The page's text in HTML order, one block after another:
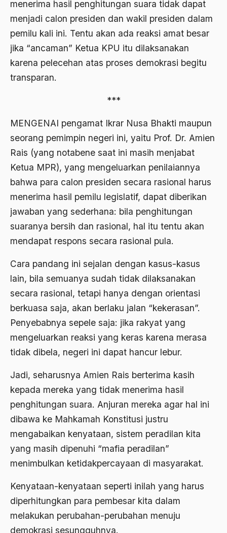
menerima hasil penghitungan suara tidak dapat
menjadi calon presiden dan wakil presiden dalam
pemilu kali ini. Tentu akan ada reaksi amat besar
jika “ancaman” Ketua KPU itu dilaksanakan
karena pelecehan atas proses demokrasi begitu
transparan.
***
MENGENAI pengamat Ikrar Nusa Bhakti maupun
seorang pemimpin negeri ini, yaitu Prof. Dr. Amien
Rais (yang notabene saat ini masih menjabat
Ketua MPR), yang mengeluarkan penilaiannya
bahwa para calon presiden secara rasional harus
menerima hasil pemilu legislatif, dapat diberikan
jawaban yang sederhana: bila penghitungan
suaranya bersih dan rasional, hal itu tentu akan
mendapat respons secara rasional pula.
Cara pandang ini sejalan dengan kasus-kasus
lain, bila semuanya sudah tidak dilaksanakan
secara rasional, tetapi hanya dengan orientasi
berkuasa saja, akan berlaku jalan “kekerasan”.
Penyebabnya sepele saja: jika rakyat yang
mengeluarkan reaksi yang keras karena merasa
tidak dibela, negeri ini dapat hancur lebur.
Jadi, seharusnya Amien Rais berterima kasih
kepada mereka yang tidak menerima hasil
penghitungan suara. Anjuran mereka agar hal ini
dibawa ke Mahkamah Konstitusi justru
mengabaikan kenyataan, sistem peradilan kita
yang masih dipenuhi “mafia peradilan”
menimbulkan ketidakpercayaan di masyarakat.
Kenyataan-kenyataan seperti inilah yang harus
diperhitungkan para pembesar kita dalam
melakukan perubahan-perubahan menuju
demokrasi sesungguhnya.
ALmanak
Alternatif Moral
Alternatif Nilai
Alternatif Politis
Alumni Sayid Al-Maliki
Amangkurat
Amar Ma'ruf Nahi Munkar
ambisi politik
Ambivalen
ambon
Amerika
amerika latin
Amien Rais
Amin Iskandar
Amir
Amir Syakib Arsalan
Amirn Rais
amrozi
Anak ibrahim
Anatomi
Andi Mallarangeng
Andre Gide
Angkatan Laut AS
Ansor
Antara Keyakinan dan Keuletan
Antarumat Beragama